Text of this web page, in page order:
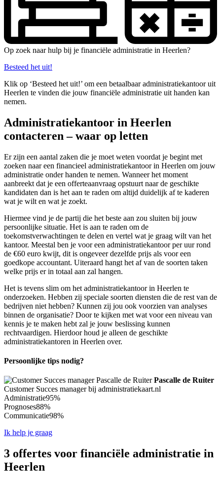
Op zoek naar hulp bij je financiële administratie in Heerlen?
Besteed het uit!
Klik op ‘Besteed het uit!’ om een betaalbaar administratiekantoor uit
Heerlen te vinden die jouw financiële administratie uit handen kan
nemen.
Administratiekantoor in Heerlen
contacteren – waar op letten
Er zijn een aantal zaken die je moet weten voordat je begint met
zoeken naar een financieel administratiekantoor in Heerlen om jouw
administratie onder handen te nemen. Wanneer het moment
aanbreekt dat je een offerteaanvraag opstuurt naar de geschikte
kandidaten dan is het aan te raden om altijd duidelijk af te kaderen
wat je wilt en wat je zoekt.
Hiermee vind je de partij die het beste aan zou sluiten bij jouw
persoonlijke situatie. Het is aan te raden om de
toekomstverwachtingen te delen en vertel wat je graag wilt van het
kantoor. Meestal ben je voor een administratiekantoor per uur rond
de €60 euro kwijt, dit is ongeveer dezelfde prijs als voor een
goedkope accountant. Uiteraard hangt het af van de soorten taken
welke prijs er in totaal aan zal hangen.
Het is tevens slim om het administratiekantoor in Heerlen te
onderzoeken. Hebben zij speciale soorten diensten die de rest van de
bedrijven niet hebben? Kunnen zij jou ook voorzien van analyses
binnen de organisatie? Door te kijken met wat voor een niveau van
kennis je te maken hebt zal je jouw beslissing kunnen
rechtvaardigen. Hierdoor houd je alleen de geschikte
administratiekantoren in Heerlen over.
Persoonlijke tips nodig?
Pascalle de Ruiter
Customer Succes manager bij administratiekaart.nl
Administratie95%
Prognoses88%
Communicatie98%
Ik help je graag
3 offertes voor financiële administratie in
Heerlen